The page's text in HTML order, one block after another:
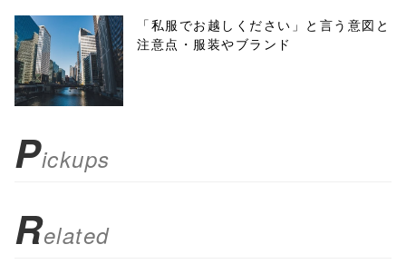
menubar=no,
toolbar=no,
scrollbars=yes'
false;"> シェア
「私服でお越しください」と言う意図と
注意点・服装やブランド
Pickups
Related